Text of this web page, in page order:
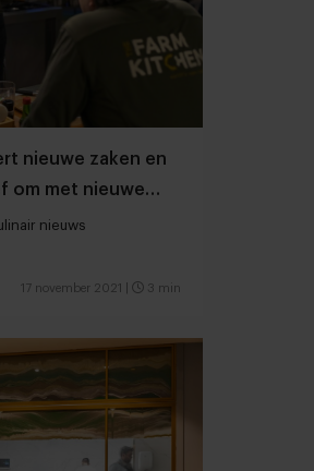
nieuwe zaken en
om met nieuwe
nieuws
17 november 2021 3 min